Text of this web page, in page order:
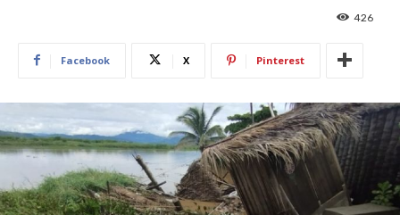
426
Facebook X Pinterest